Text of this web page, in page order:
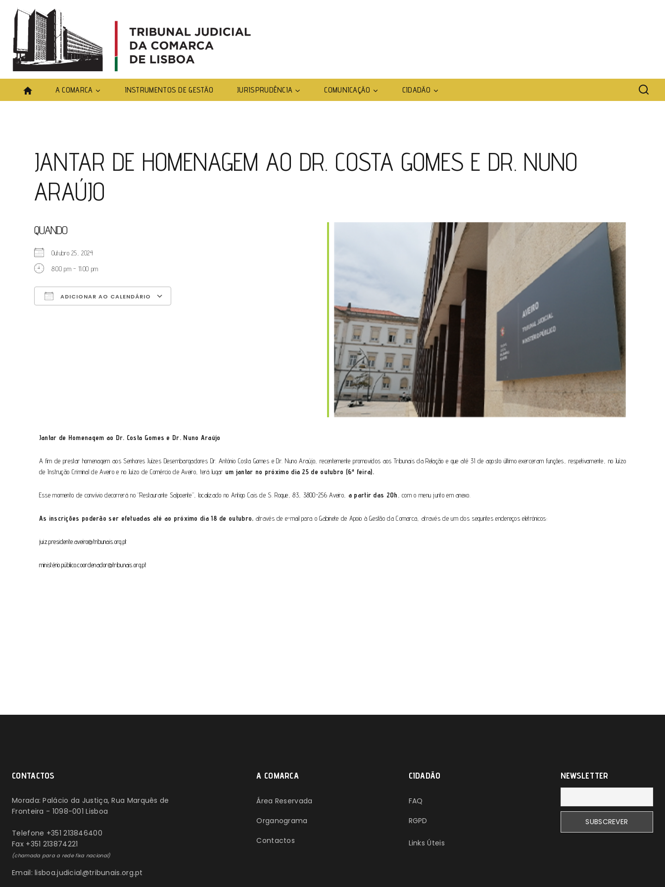
A COMARCA INSTRUMENTOS DE GESTÃO JURISPRUDÊNCIA COMUNICAÇÃO CIDADÃO
JANTAR DE HOMENAGEM AO DR. COSTA GOMES E DR. NUNO
ARAÚJO
QUANDO
Outubro 25, 2024
8:00 pm - 11:00 pm
ADICIONAR AO CALENDÁRIO
Jantar de Homenagem ao Dr. Costa Gomes e Dr. Nuno Araújo
A fim de prestar homenagem aos Senhores Juízes Desembargadores Dr. António Costa Gomes e Dr. Nuno Araújo, recentemente promovidos aos Tribunais da Relação e que até 31 de agosto último exerceram funções, respetivamente, no Juízo
de Instrução Criminal de Aveiro e no Juízo de Comércio de Aveiro, terá lugar um jantar no próximo dia 25 de outubro (6ª feira).
Esse momento de convívio decorrerá no “Restaurante Salpoente”, localizado no Antigo Cais de S. Roque, 83, 3800-256 Aveiro, a partir das 20h , com o menu junto em anexo.
As inscrições poderão ser efetuadas até ao próximo dia 18 de outubro, através de e-mail para o Gabinete de Apoio à Gestão da Comarca, através de um dos seguintes endereços eletrónicos:
juiz.presidente.aveiro@tribunais.org.pt
ministério.público.coordenador@tribunais.org.pt
CONTACTOS
Morada: Palácio da Justiça, Rua Marquês de
Fronteira - 1098-001 Lisboa
Telefone +351 213846400
Fax +351 213874221
(chamada para a rede fixa nacional)
Email: lisboa.judicial@tribunais.org.pt
A COMARCA
Área Reservada
Organograma
Contactos
CIDADÃO
FAQ
RGPD
Links Úteis
NEWSLETTER